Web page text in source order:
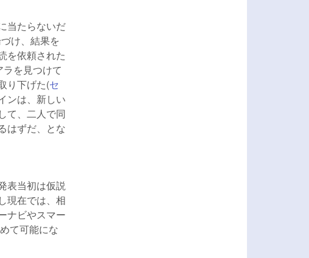
当たらないだ
け、結果を
を依頼された
を見つけて
り下げた(セ
ンは、新しい
て、二人で同
はずだ、とな
表当初は仮説
現在では、相
ナビやスマー
て可能にな